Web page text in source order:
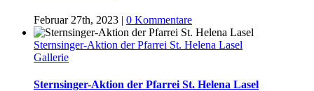
Februar 27th, 2023 | 0 Kommentare
Sternsinger-Aktion der Pfarrei St. Helena Lasel
Gallerie
Sternsinger-Aktion der Pfarrei St. Helena Lasel